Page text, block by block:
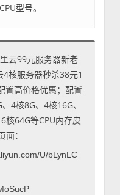
型号。
云99元服务器新老
核服务器秒杀38元1
置高价格优惠；配置
4核8G、4核16G、
核64G等CPU内存皮
：
U/bLynLC